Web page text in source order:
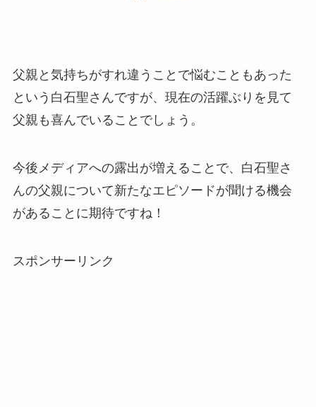
父親と気持ちがすれ違うことで悩むこともあった
という白石聖さんですが、現在の活躍ぶりを見て
父親も喜んでいることでしょう。
今後メディアへの露出が増えることで、白石聖さ
んの父親について新たなエピソードが聞ける機会
があることに期待ですね！
スポンサーリンク